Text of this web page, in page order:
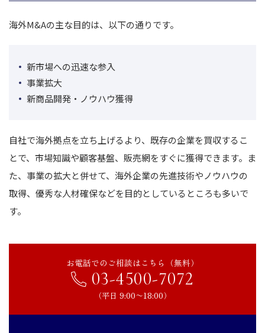
海外M&Aの主な目的は、以下の通りです。
新市場への迅速な参入
事業拡大
新商品開発・ノウハウ獲得
自社で海外拠点を立ち上げるより、既存の企業を買収するこ
とで、市場知識や顧客基盤、販売網をすぐに獲得できます。 ま
た、事業の拡大と併せて、海外企業の先進技術やノウハウの
取得、優秀な人材確保などを目的としているところも多いで
す。
お電話でのご相談はこちら（無料）
03-4500-7072
（平日 9:00〜18:00）